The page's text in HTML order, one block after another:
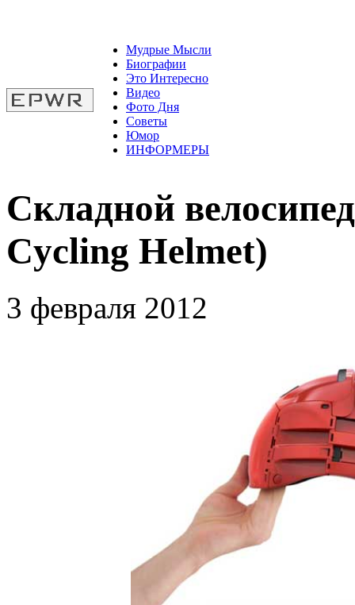
Мудрые Мысли
Биографии
Это Интересно
Видео
Фото Дня
Советы
Юмор
ИНФОРМЕРЫ
Складной
Cycling Helmet)
3 февраля 2012